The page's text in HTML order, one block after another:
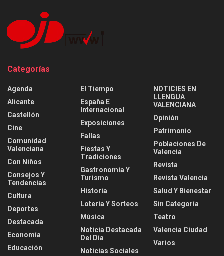
Categorías
Agenda
Alicante
Castellón
Cine
Comunidad
Valenciana
Con Niños
Consejos Y
Tendencias
Cultura
Deportes
Destacada
Economía
Educación
El Tiempo
España E
Internacional
Exposiciones
Fallas
Fiestas Y
Tradiciones
Gastronomía Y
Turismo
Historia
Lotería Y Sorteos
Música
Noticia Destacada
Del Día
Noticias Sociales
NOTICIES EN
LLENGUA
VALENCIANA
Opinión
Patrimonio
Poblaciones De
Valencia
Revista
Revista Valencia
Salud Y Bienestar
Sin Categoría
Teatro
Valencia Ciudad
Varios